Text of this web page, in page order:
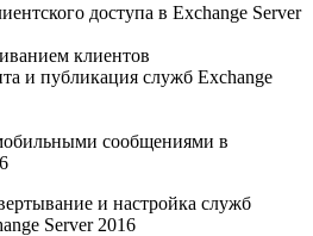
доступа в Exchange Server
клиентов
и публикация служб Exchange
сообщениями в
и настройка служб
Server 2016